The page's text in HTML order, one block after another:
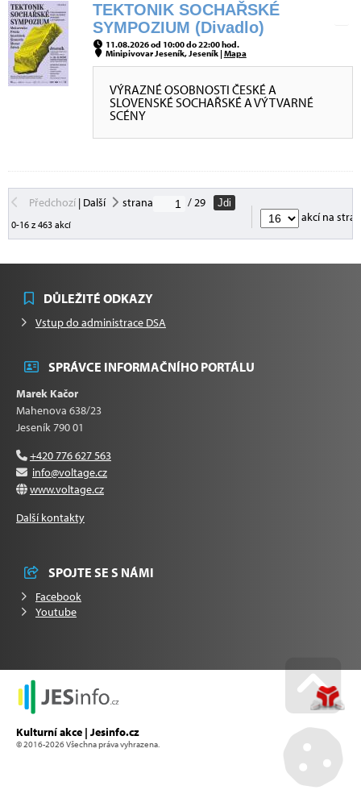
TEKTONIK SOCHAŘSKÉ
SYMPOZIUM (Divadlo)
11.08.2026 od 10:00 do 22:00 hod.
Minipivovar Jeseník, Jeseník |Mapa
VÝRAZNÉ OSOBNOSTI ČESKÉ A
SLOVENSKÉ SOCHAŘSKÉ A VÝTVARNÉ
SCÉNY
Předchozí| Další strana / 29
Jdi
0-16 z 463 akcí
akcí na
DŮLEŽITÉ ODKAZY
Vstup do administrace DSA
SPRÁVCE INFORMAČNÍHO PORTÁLU
Marek Kačor
Mahenova 638/23
Jeseník 790 01
+420 776 627 563
info@voltage.cz
www.voltage.cz
Další kontakty
SPOJTE SE S NÁMI
Facebook
Youtube
Kulturní akce | Jesinfo.cz
© 2016-2026 Všechna práva vyhrazena.
Go